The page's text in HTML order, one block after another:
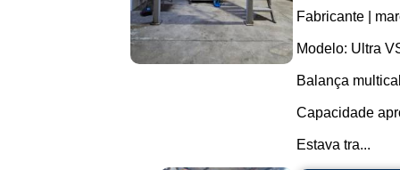
Fabricante |
Modelo: Ultra
Balança
Capacidade
Estava tra...